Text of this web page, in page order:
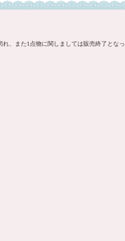
、また1点物に関しましては販売終了となっ